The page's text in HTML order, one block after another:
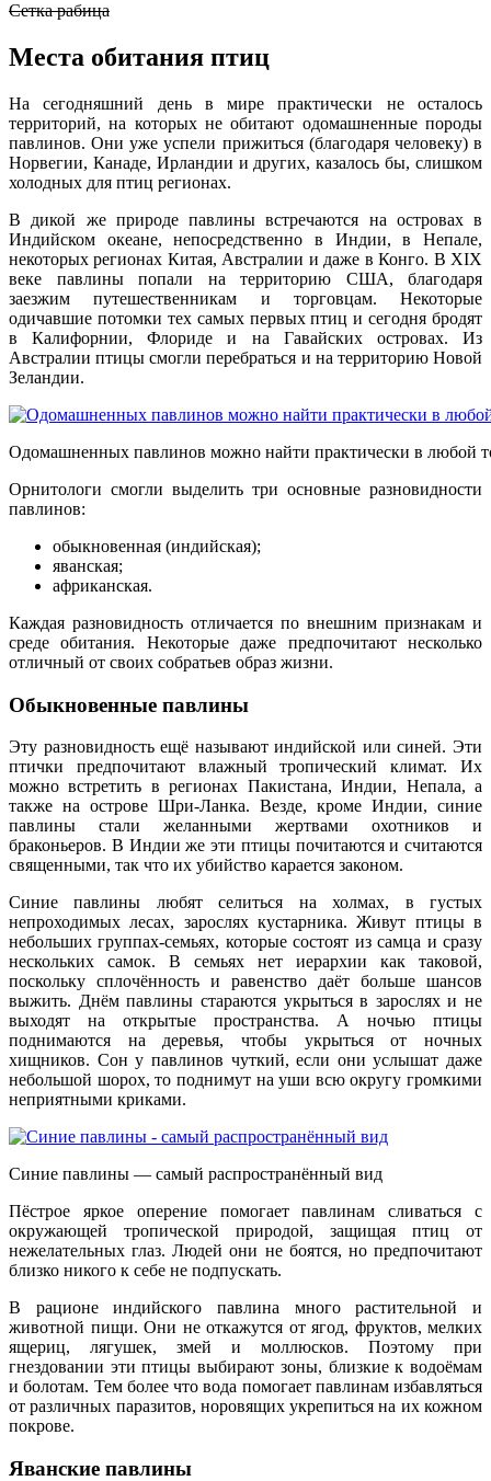
Сетка рабица
Места обитания птиц
На сегодняшний день в мире практически не осталось
территорий, на которых не обитают одомашненные породы
павлинов. Они уже успели прижиться (благодаря человеку) в
Норвегии, Канаде, Ирландии и других, казалось бы, слишком
холодных для птиц регионах.
В дикой же природе павлины встречаются на островах в
Индийском океане, непосредственно в Индии, в Непале,
некоторых регионах Китая, Австралии и даже в Конго. В XIX
веке павлины попали на территорию США, благодаря
заезжим путешественникам и торговцам. Некоторые
одичавшие потомки тех самых первых птиц и сегодня бродят
в Калифорнии, Флориде и на Гавайских островах. Из
Австралии птицы смогли перебраться и на территорию Новой
Зеландии.
Одомашненных павлинов можно найти практически в любой
Орнитологи смогли выделить три основные разновидности
павлинов:
обыкновенная (индийская);
яванская;
африканская.
Каждая разновидность отличается по внешним признакам и
среде обитания. Некоторые даже предпочитают несколько
отличный от своих собратьев образ жизни.
Обыкновенные павлины
Эту разновидность ещё называют индийской или синей. Эти
птички предпочитают влажный тропический климат. Их
можно встретить в регионах Пакистана, Индии, Непала, а
также на острове Шри-Ланка. Везде, кроме Индии, синие
павлины стали желанными жертвами охотников и
браконьеров. В Индии же эти птицы почитаются и считаются
священными, так что их убийство карается законом.
Синие павлины любят селиться на холмах, в густых
непроходимых лесах, зарослях кустарника. Живут птицы в
небольших группах-семьях, которые состоят из самца и сразу
нескольких самок. В семьях нет иерархии как таковой,
поскольку сплочённость и равенство даёт больше шансов
выжить. Днём павлины стараются укрыться в зарослях и не
выходят на открытые пространства. А ночью птицы
поднимаются на деревья, чтобы укрыться от ночных
хищников. Сон у павлинов чуткий, если они услышат даже
небольшой шорох, то поднимут на уши всю округу громкими
неприятными криками.
Синие павлины — самый распространённый вид
Пёстрое яркое оперение помогает павлинам сливаться с
окружающей тропической природой, защищая птиц от
нежелательных глаз. Людей они не боятся, но предпочитают
близко никого к себе не подпускать.
В рационе индийского павлина много растительной и
животной пищи. Они не откажутся от ягод, фруктов, мелких
ящериц, лягушек, змей и моллюсков. Поэтому при
гнездовании эти птицы выбирают зоны, близкие к водоёмам
и болотам. Тем более что вода помогает павлинам избавляться
от различных паразитов, норовящих укрепиться на их кожном
покрове.
Яванские павлины